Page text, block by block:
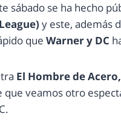
sábado se ha hecho
y este, además
que Warner y DC
El Hombre de
que veamos otro